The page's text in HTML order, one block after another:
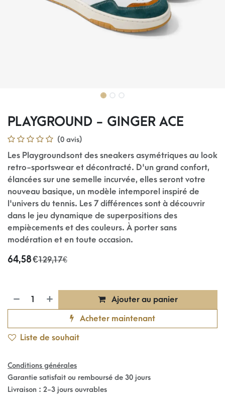
PLAYGROUND - GINGER ACE
(0 avis)
Les Playground sont des sneakers asymétriques au look
retro-sportswear et décontracté. D'un grand confort,
élancées sur une semelle incurvée, elles seront votre
nouveau basique, un modèle intemporel inspiré de
l'univers du tennis. Les 7 différences sont à découvrir
dans le jeu dynamique de superpositions des
empiècements et des couleurs. À porter sans
modération et en toute occasion.
64,58€129,17€
Ajouter au panier
Acheter maintenant
Liste de souhait
Conditions générales
Garantie satisfait ou remboursé de 30 jours
Livraison : 2-3 jours ouvrables